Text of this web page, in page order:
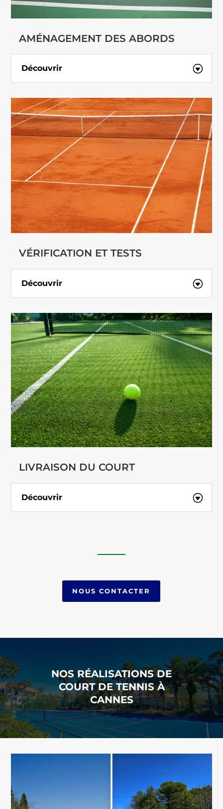
AMÉNAGEMENT DES ABORDS
Découvrir
VÉRIFICATION ET TESTS
Découvrir
LIVRAISON DU COURT
Découvrir
NOUS CONTACTER
NOS RÉALISATIONS DE
COURT DE TENNIS À
CANNES